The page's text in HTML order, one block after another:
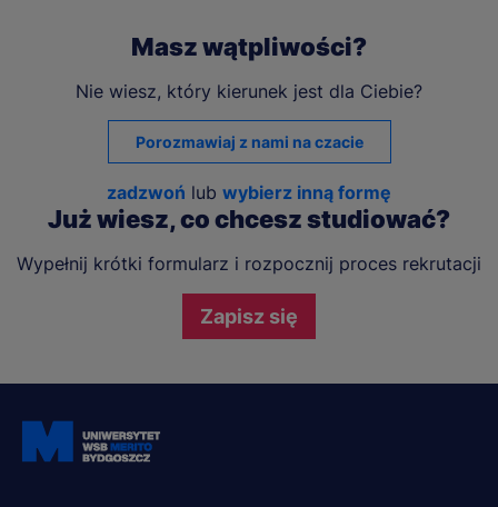
Masz wątpliwości?
Nie wiesz, który kierunek jest dla Ciebie?
Porozmawiaj z nami na czacie
zadzwoń lub wybierz inną formę
Już wiesz, co chcesz studiować?
Wypełnij krótki formularz i rozpocznij proces rekrutacji
Zapisz się